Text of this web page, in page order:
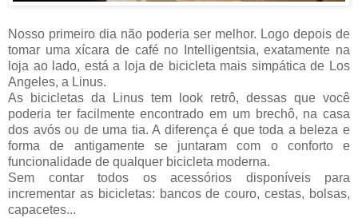
Nosso primeiro dia não poderia ser melhor. Logo depois de
tomar uma xícara de café no Intelligentsia, exatamente na
loja ao lado, está a loja de bicicleta mais simpática de Los
Angeles, a Linus.
As bicicletas da Linus tem look retrô, dessas que você
poderia ter facilmente encontrado em um brechô, na casa
dos avós ou de uma tia. A diferença é que toda a beleza e
forma de antigamente se juntaram com o conforto e
funcionalidade de qualquer bicicleta moderna.
Sem contar todos os acessórios disponíveis para
incrementar as bicicletas: bancos de couro, cestas, bolsas,
capacetes...